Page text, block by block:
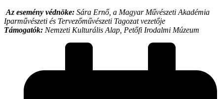
Az esemény védnöke: Sára Ernő, a Magyar Művészeti Akadémia
Iparművészeti és Tervezőművészeti Tagozat vezetője
Támogatók: Nemzeti Kulturális Alap, Petőfi Irodalmi Múzeum